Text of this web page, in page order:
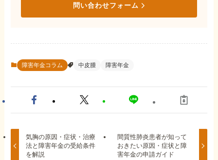
問い合わせフォーム
障害年金コラム 中皮腫 障害年金
気胸の原因・症状・治療
法と障害年金の受給条件
を解説
間質性肺炎患者が知って
おきたい原因・症状と障
害年金の申請ガイド